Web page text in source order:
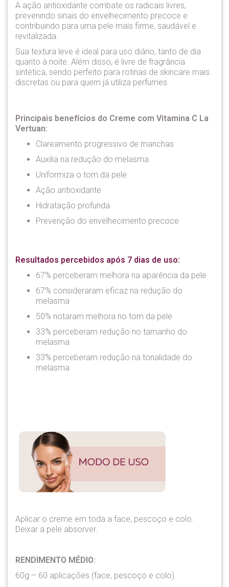
A ação antioxidante combate os radicais livres,
prevenindo sinais do envelhecimento precoce e
contribuindo para uma pele mais firme, saudável e
revitalizada.
Sua textura leve é ideal para uso diário, tanto de dia
quanto à noite. Além disso, é livre de fragrância
sintética, sendo perfeito para rotinas de skincare mais
discretas ou para quem já utiliza perfumes.
Principais benefícios do Creme com Vitamina C La
Vertuan:
Clareamento progressivo de manchas
Auxilia na redução do melasma
Uniformiza o tom da pele
Ação antioxidante
Hidratação profunda
Prevenção do envelhecimento precoce
Resultados percebidos após 7 dias de uso:
67% perceberam melhora na aparência da pele
67% consideraram eficaz na redução do
melasma
50% notaram melhora no tom da pele
33% perceberam redução no tamanho do
melasma
33% perceberam redução na tonalidade do
melasma
Aplicar o creme em toda a face, pescoço e colo.
Deixar a pele absorver.
RENDIMENTO MÉDIO:
60g – 60 aplicações (face, pescoço e colo).